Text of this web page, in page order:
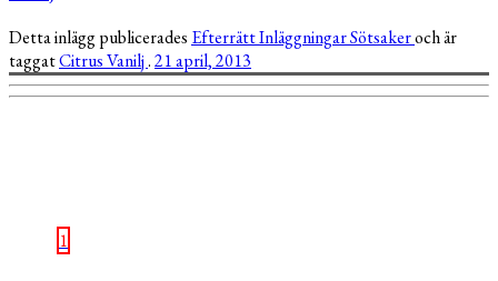
Detta inlägg publicerades EfterrättInläggningarSötsakeroch är
taggatCitrusVanilj.21 april, 2013
1